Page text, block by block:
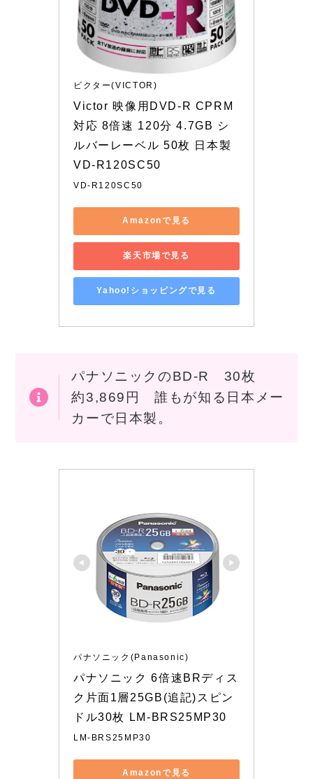
ビクター(VICTOR)
Victor 映像用DVD-R CPRM
対応 8倍速 120分 4.7GB シ
ルバーレーベル 50枚 日本製
VD-R120SC50
VD-R120SC50
Amazonで見る
楽天市場で見る
Yahoo!ショッピングで見る
パナソニックのBD-R 30枚
約3,869円 誰もが知る日本メー
カーで日本製。
パナソニック(Panasonic)
パナソニック 6倍速BRディス
ク片面1層25GB(追記)スピン
ドル30枚 LM-BRS25MP30
LM-BRS25MP30
Amazonで見る